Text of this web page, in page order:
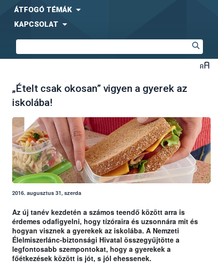
ÁTFOGÓ TÉMÁK
KAPCSOLAT
„Ételt csak okosan” vigyen a gyerek az
iskolába!
2016. augusztus 31, szerda
Az új tanév kezdetén a számos teendő között arra is
érdemes odafigyelni, hogy tízóraira és uzsonnára mit és
hogyan visznek a gyerekek az iskolába. A Nemzeti
Élelmiszerlánc-biztonsági Hivatal összegyűjtötte a
legfontosabb szempontokat, hogy a gyerekek a
főétkezések között is jót, s jól ehessenek.